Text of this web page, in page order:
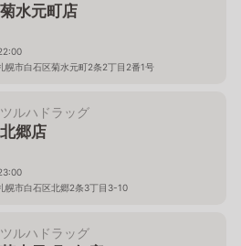
菊水元町店
幌市白石区菊水元町2条2丁目2番1号
ツルハドラッグ
北郷店
幌市白石区北郷2条3丁目3-10
ツルハドラッグ